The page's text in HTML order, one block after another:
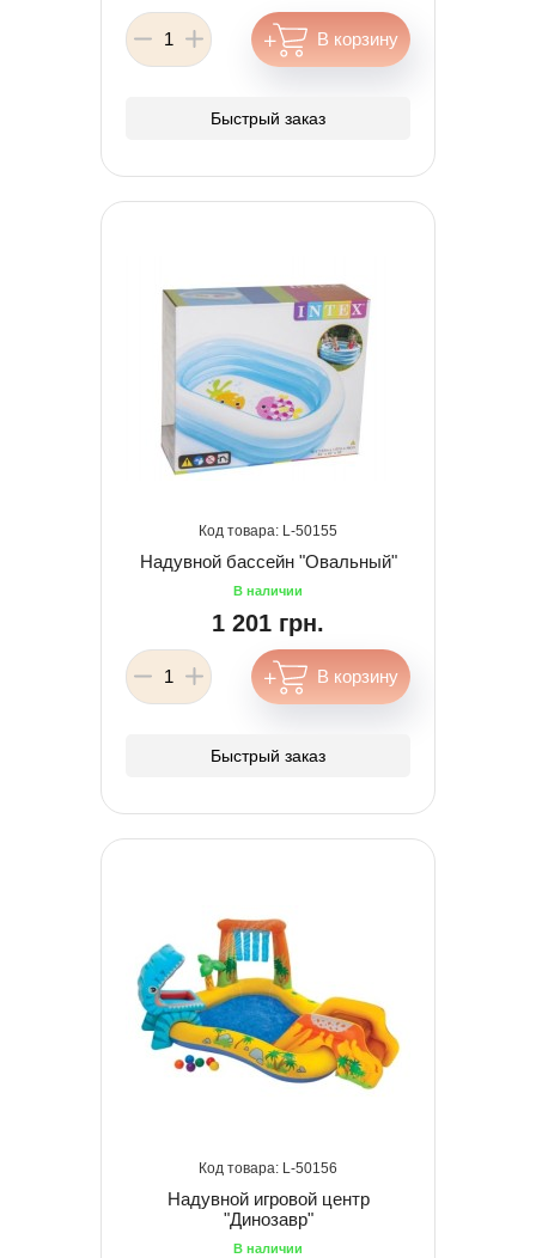
Быстрый заказ
50155
Надувной бассейн "Овальный"
1 201 грн.
Быстрый заказ
50156
Надувной игровой центр
"Динозавр"